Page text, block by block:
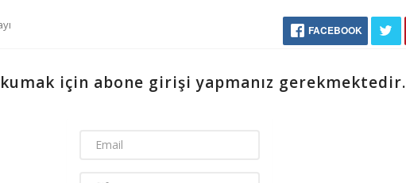
FACEBOOK
için abone girişi yapmanız gerekmektedir.
EMAIL